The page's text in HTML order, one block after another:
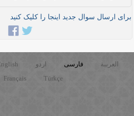
برای ارسال سوال جدید اینجا را کلیک کنید
العربية فارسی اردو
Türkçe
Français